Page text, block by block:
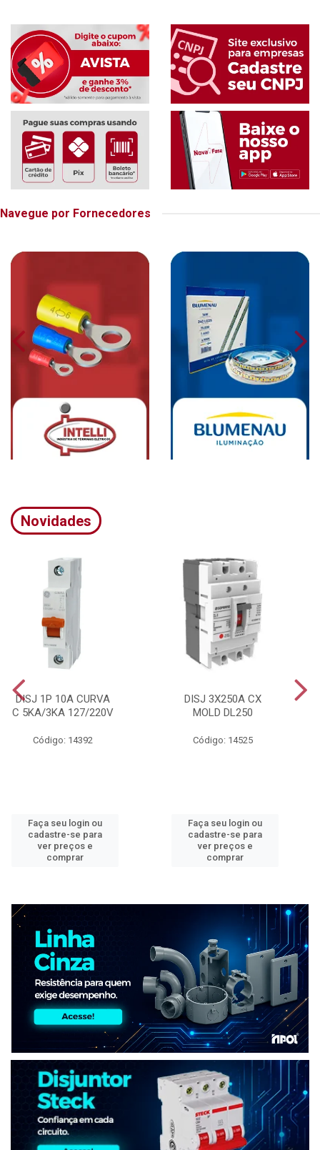
Navegue por Fornecedores
Novidades
DISJ 1P 10A CURVA
C 5KA/3KA 127/220V
Código: 14392
Faça seu login ou
cadastre-se para
ver preços e
comprar
DISJ 3X250A CX
MOLD DL250
Código: 14525
Faça seu login ou
cadastre-se para
ver preços e
comprar